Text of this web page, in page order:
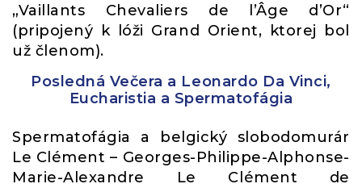
„Vaillants Chevaliers de l’Âge d’Or“
(pripojený k lóži Grand Orient, ktorej bol
už členom).
Posledná Večera a Leonardo Da Vinci,
Eucharistia a Spermatofágia
Spermatofágia a belgický slobodomurár
Le Clément – Georges-Philippe-Alphonse-
Marie-Alexandre Le Clément de